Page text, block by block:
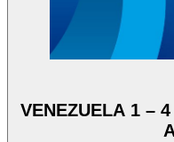
VENEZUELA 1 –